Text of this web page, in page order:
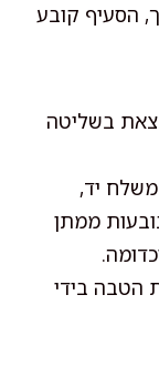
הסעיף קובע
בשליטה
יד,
ממתן
הטבה בידי